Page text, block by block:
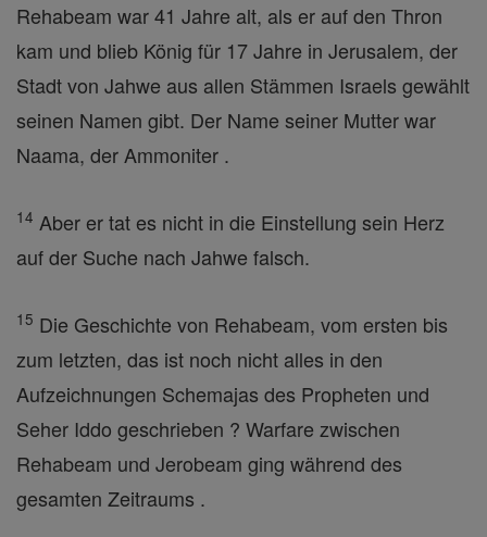
Rehabeam war 41 Jahre alt, als er auf den Thron
kam und blieb König für 17 Jahre in Jerusalem, der
Stadt von Jahwe aus allen Stämmen Israels gewählt
seinen Namen gibt. Der Name seiner Mutter war
Naama, der Ammoniter .
14 Aber er tat es nicht in die Einstellung sein Herz
auf der Suche nach Jahwe falsch.
15 Die Geschichte von Rehabeam, vom ersten bis
zum letzten, das ist noch nicht alles in den
Aufzeichnungen Schemajas des Propheten und
Seher Iddo geschrieben ? Warfare zwischen
Rehabeam und Jerobeam ging während des
gesamten Zeitraums .